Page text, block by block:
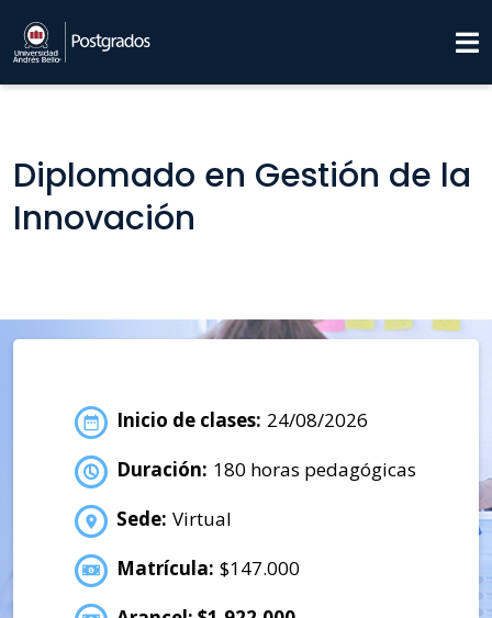
Diplomado en Gestión de la
Innovación
Inicio de clases: 24/08/2026
Duración: 180 horas pedagógicas
Sede: Virtual
Matrícula: $147.000